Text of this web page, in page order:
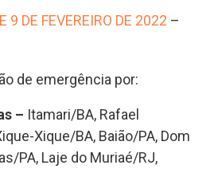
9 DE FEVEREIRO DE 2022 –
de emergência por:
– Itamari/BA, Rafael
Xique/BA, Baião/PA, Dom
PA, Laje do Muriaé/RJ,